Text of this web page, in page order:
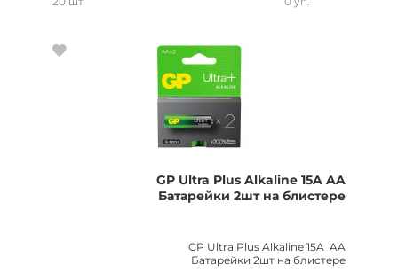
GP Ultra Plus Alkaline 15A AA
Батарейки 2шт на блистере
GP Ultra Plus Alkaline 15A AA
Батарейки 2шт на блистере